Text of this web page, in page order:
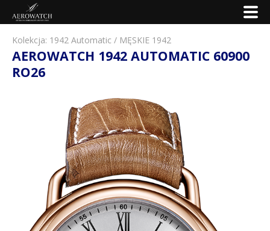
Kolekcja: 1942 Automatic / MĘSKIE 1942
AEROWATCH 1942 AUTOMATIC 60900
RO26